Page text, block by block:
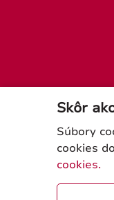
Skôr
Súbory
cookies
cookies.